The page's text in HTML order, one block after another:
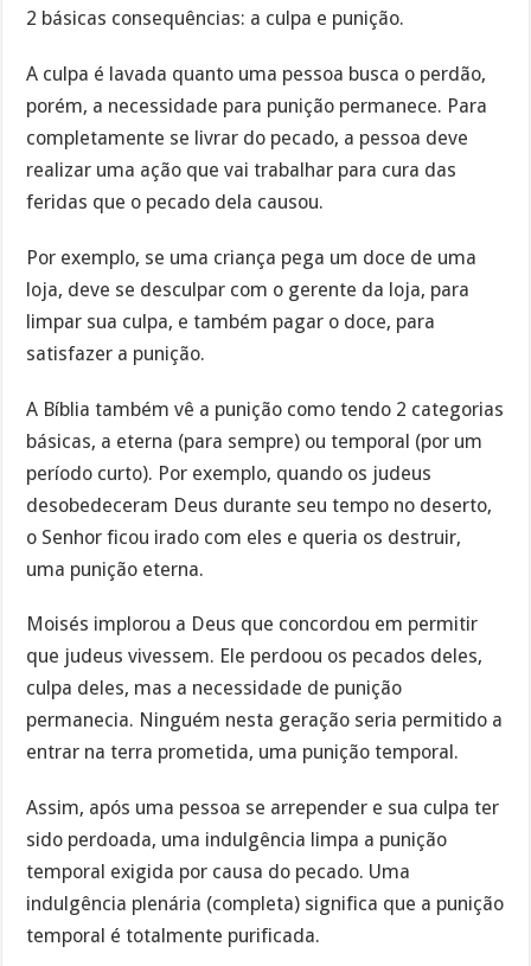
2 básicas consequências: a culpa e punição.
A culpa é lavada quanto uma pessoa busca o perdão,
porém, a necessidade para punição permanece. Para
completamente se livrar do pecado, a pessoa deve
realizar uma ação que vai trabalhar para cura das
feridas que o pecado dela causou.
Por exemplo, se uma criança pega um doce de uma
loja, deve se desculpar com o gerente da loja, para
limpar sua culpa, e também pagar o doce, para
satisfazer a punição.
A Bíblia também vê a punição como tendo 2 categorias
básicas, a eterna (para sempre) ou temporal (por um
período curto). Por exemplo, quando os judeus
desobedeceram Deus durante seu tempo no deserto,
o Senhor ficou irado com eles e queria os destruir,
uma punição eterna.
Moisés implorou a Deus que concordou em permitir
que judeus vivessem. Ele perdoou os pecados deles,
culpa deles, mas a necessidade de punição
permanecia. Ninguém nesta geração seria permitido a
entrar na terra prometida, uma punição temporal.
Assim, após uma pessoa se arrepender e sua culpa ter
sido perdoada, uma indulgência limpa a punição
temporal exigida por causa do pecado. Uma
indulgência plenária (completa) significa que a punição
temporal é totalmente purificada.